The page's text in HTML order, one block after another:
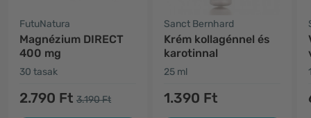
FutuNatura
Magnézium DIRECT
400 mg
30 tasak
2.790 Ft 3.190 Ft
Sanct Bernhard
Krém kollagénnel és
karotinnal
25 ml
1.390 Ft